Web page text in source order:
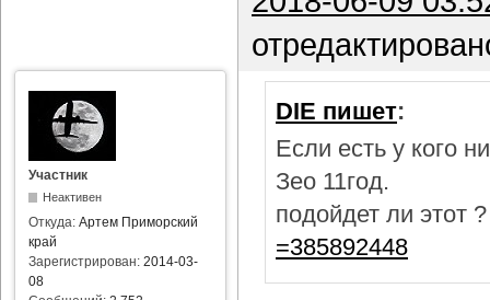
Участник
Неактивен
Откуда: Артем Приморский
край
Зарегистрирован: 2014-03-
08
DIE пишет:
Если есть у кого
Зео 11год.
подойдет ли этот
=385892448